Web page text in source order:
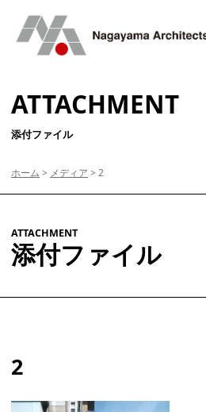
ATTACHMENT
添付ファイル
ホーム > メディア > 2
ATTACHMENT
添付ファイル
2